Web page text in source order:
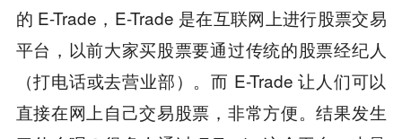
的 E-Trade，E-Trade 是在互联网上进行股票交易
平台，以前大家买股票要通过传统的股票经纪人
（打电话或去营业部）。而 E-Trade 让人们可以
直接在网上自己交易股票，非常方便。结果发生